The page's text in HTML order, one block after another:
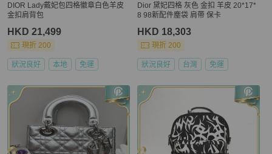
DIOR Lady戴妃包四格徽章白色羊皮
金扣肩背包
HKD 21,499
現折 200
狀況良好 本地 免運
Dior 黛妃四格 灰色 金扣 羊皮 20*17*
8 98新配件塵袋 肩帶 保卡
HKD 18,303
現折 200
狀況良好 台灣 免運